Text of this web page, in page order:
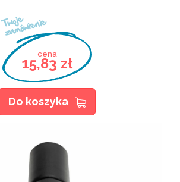
Twoje
zamówienie
cena
15,83 zł
Do koszyka